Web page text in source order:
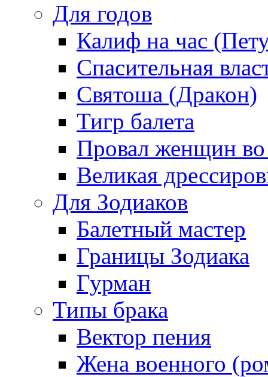
Для годов
Калиф на час
Спасительная
Святоша (Дракон)
Тигр балета
Провал женщин во
Великая
Для Зодиаков
Балетный мастер
Границы Зодиака
Гурман
Типы брака
Вектор пения
Жена военного